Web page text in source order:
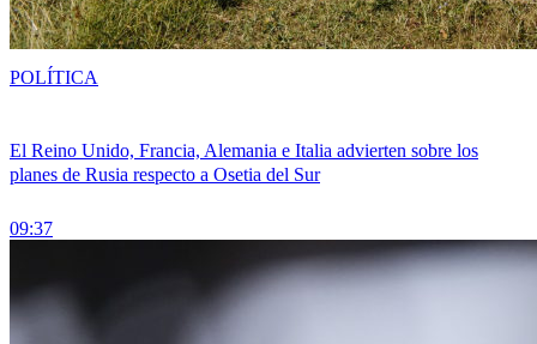
El Reino Unido, Francia, Alemania e Italia advierten sobre los
planes de Rusia respecto a Osetia del Sur
09:37
POLÍTICA